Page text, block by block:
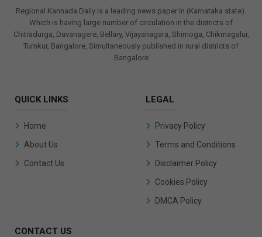
Regional Kannada Daily is a leading news paper in (Karnataka state).
Which is having large number of circulation in the districts of
Chitradurga, Davanagere, Bellary, Vijayanagara, Shimoga, Chikmagalur,
Tumkur, Bangalore, Simultaneously published in rural districts of
Bangalore
QUICK LINKS
Home
About Us
Contact Us
LEGAL
Privacy Policy
Terms and Conditions
Disclaimer Policy
Cookies Policy
DMCA Policy
CONTACT US